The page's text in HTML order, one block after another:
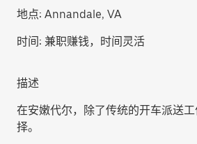
地点: Annandale, VA
时间: 兼职赚钱，时间灵活
描述
在安嫩代尔，除了传统的开车派送
择。